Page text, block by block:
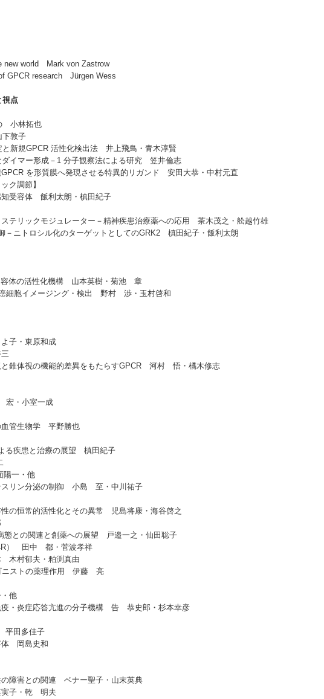
new world Mark von Zastrow
research Jürgen Wess
視点
小林拓也
敦子
新規GPCR 活性化検出法 井上飛鳥・青木淳賢
イマー形成－1 分子観察法による研究 笠井倫志
を形質膜へ発現させる特異的リガンド 安田大恭・中村元直
ク調節】
受容体 飯利太朗・槙田紀子
テリックモジュレーター－精神疾患治療薬への応用 茶木茂之・舩越竹雄
－ニトロシル化のターゲットとしてのGRK2 槙田紀子・飯利太朗
体の活性化機構 山本英樹・菊池 章
細胞イメージング・検出 野村 渉・玉村啓和
子・東原和成
錐体視の機能的差異をもたらすGPCR 河村 悟・橘木修志
・小室一成
血管生物学 平野勝也
る疾患と治療の展望 槙田紀子
一・他
スリン分泌の制御 小島 至・中川祐子
の恒常的活性化とその異常 児島将康・海谷啓之
態との関連と創薬への展望 戸邉一之・仙田聡子
） 田中 都・菅波孝祥
木村郁夫・粕渕真由
ニストの薬理作用 伊藤 亮
他
・炎症応答亢進の分子機構 告 恭史郎・杉本幸彦
平田多佳子
体 岡島史和
障害との関連 ベナー聖子・山末英典
子・乾 明夫